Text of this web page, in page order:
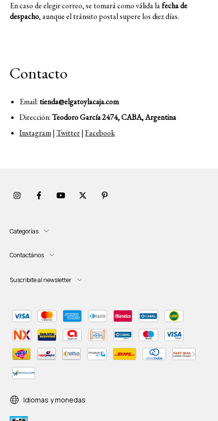
En caso de elegir correo, se tomará como válida lafecha de
despacho, aunque el tránsito postal supere los diez días.
Contacto
Email: tienda@elgatoylacaja.com
Dirección:Teodoro García 2474, CABA, Argentina
Instagram| Twitter| Facebook
Categorías
Contactános
Suscribite al newsletter
Idiomas y monedas